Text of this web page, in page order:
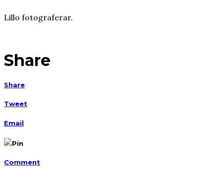
Lillo fotograferar.
Share
Share
Tweet
Email
Pin
Comment